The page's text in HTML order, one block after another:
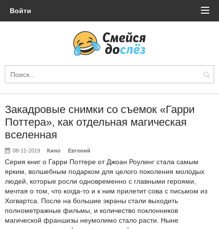
Войти
Закадровые снимки со съемок «Гарри
Поттера», как отдельная магическая
вселенная
08-11-2019 Кино Евгений
Серия книг о Гарри Поттере от Джоан Роулинг стала самым
ярким, волшебным подарком для целого поколения молодых
людей, которые росли одновременно с главными героями,
мечтая о том, что когда-то и к ним прилетит сова с письмом из
Хогвартса. После на большие экраны стали выходить
полнометражные фильмы, и количество поклонников
магической франшизы неумолимо стало расти. Ныне